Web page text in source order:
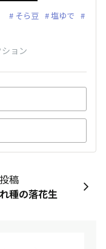
そら豆
塩ゆで
ョン
稿
種の落花生